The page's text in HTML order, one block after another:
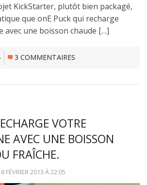
KickStarter, plutôt bien packagé,
que onE Puck qui recharge
avec une boisson chaude […]
3 COMMENTAIRES
VOTRE
AVEC UNE BOISSON
FRAÎCHE.
8 FÉVRIER 2013 À22:05